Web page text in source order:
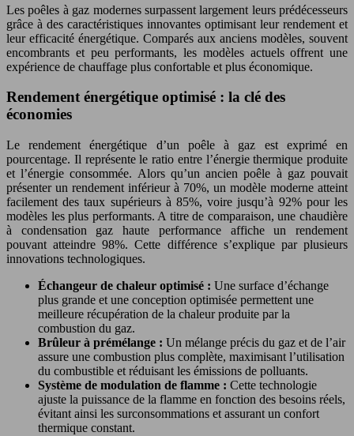
Les poêles à gaz modernes surpassent largement leurs prédécesseurs
grâce à des caractéristiques innovantes optimisant leur rendement et
leur efficacité énergétique. Comparés aux anciens modèles, souvent
encombrants et peu performants, les modèles actuels offrent une
expérience de chauffage plus confortable et plus économique.
Rendement énergétique optimisé : la clé des
économies
Le rendement énergétique d’un poêle à gaz est exprimé en
pourcentage. Il représente le ratio entre l’énergie thermique produite
et l’énergie consommée. Alors qu’un ancien poêle à gaz pouvait
présenter un rendement inférieur à 70%, un modèle moderne atteint
facilement des taux supérieurs à 85%, voire jusqu’à 92% pour les
modèles les plus performants. A titre de comparaison, une chaudière
à condensation gaz haute performance affiche un rendement
pouvant atteindre 98%. Cette différence s’explique par plusieurs
innovations technologiques.
Échangeur de chaleur optimisé : Une surface d’échange
plus grande et une conception optimisée permettent une
meilleure récupération de la chaleur produite par la
combustion du gaz.
Brûleur à prémélange : Un mélange précis du gaz et de l’air
assure une combustion plus complète, maximisant l’utilisation
du combustible et réduisant les émissions de polluants.
Système de modulation de flamme : Cette technologie
ajuste la puissance de la flamme en fonction des besoins réels,
évitant ainsi les surconsommations et assurant un confort
thermique constant.